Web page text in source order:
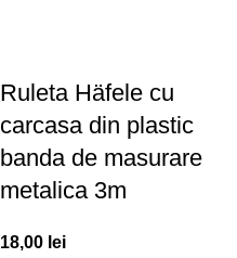
Ruleta Häfele cu
carcasa din plastic
banda de masurare
metalica 3m
18,00 lei